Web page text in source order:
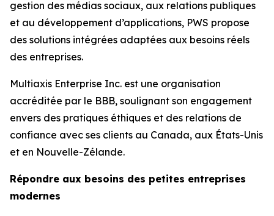
gestion des médias sociaux, aux relations publiques
et au développement d’applications, PWS propose
des solutions intégrées adaptées aux besoins réels
des entreprises.
Multiaxis Enterprise Inc. est une organisation
accréditée par le BBB, soulignant son engagement
envers des pratiques éthiques et des relations de
confiance avec ses clients au Canada, aux États-Unis
et en Nouvelle-Zélande.
Répondre aux besoins des petites entreprises
modernes